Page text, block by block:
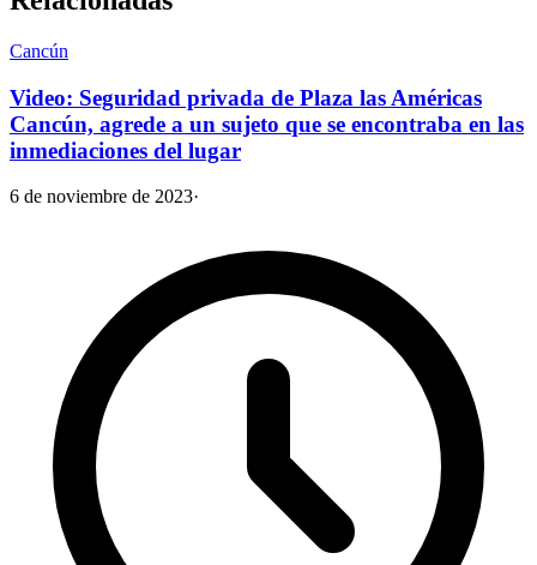
Cancún
Video: Seguridad privada de Plaza las Américas
Cancún, agrede a un sujeto que se encontraba en las
inmediaciones del lugar
6 de noviembre de 2023·